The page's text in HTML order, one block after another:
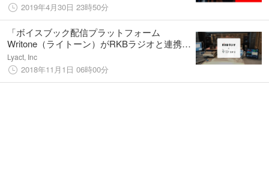
2019年4月30日 23時50分
「ボイスブック配信プラットフォーム
Writone（ライトーン）がRKBラジオと連携！
ラジオ放送内で作品・小説家・声優が紹介さ
れるコラボ企画が開始！
Lyact, Inc
2018年11月1日 06時00分